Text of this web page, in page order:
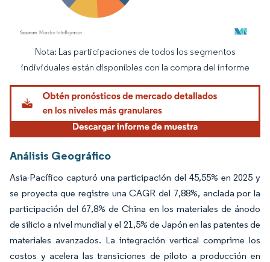
Imagen © Mordor Intelligence. El uso requiere atribución según CC BY 4.0.
Nota: Las participaciones de todos los segmentos
individuales están disponibles con la compra del informe
Análisis Geográfico
Asia-Pacífico capturó una participación del 45,55% en 2025 y
se proyecta que registre una CAGR del 7,88%, anclada por la
participación del 67,8% de China en los materiales de ánodo
de silicio a nivel mundial y el 21,5% de Japón en las patentes de
materiales avanzados. La integración vertical comprime los
costos y acelera las transiciones de piloto a producción en